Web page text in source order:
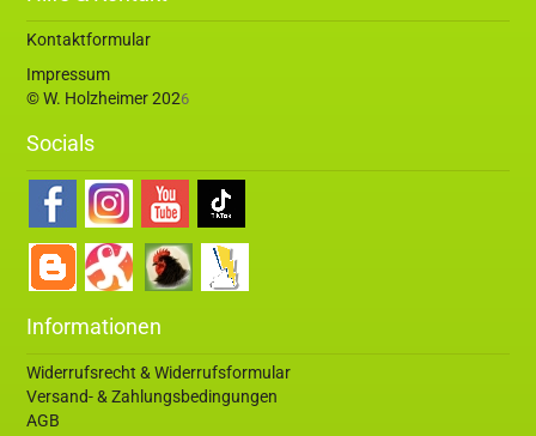
Kontaktformular
Impressum
© W. Holzheimer 2026
Socials
Informationen
Widerrufsrecht & Widerrufsformular
Versand- & Zahlungsbedingungen
AGB